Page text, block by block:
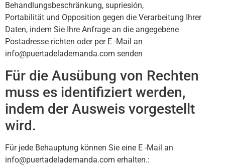
Behandlungsbeschränkung, supriesión,
Portabilität und Opposition gegen die Verarbeitung Ihrer
Daten, indem Sie Ihre Anfrage an die angegebene
Postadresse richten oder per E -Mail an
info@puertadelademanda.com senden
Für die Ausübung von Rechten
muss es identifiziert werden,
indem der Ausweis vorgestellt
wird.
Für jede Behauptung können Sie eine E -Mail an
info@puertadelademanda.com erhalten.: